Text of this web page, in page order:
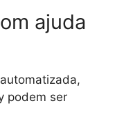
ajuda
podem ser